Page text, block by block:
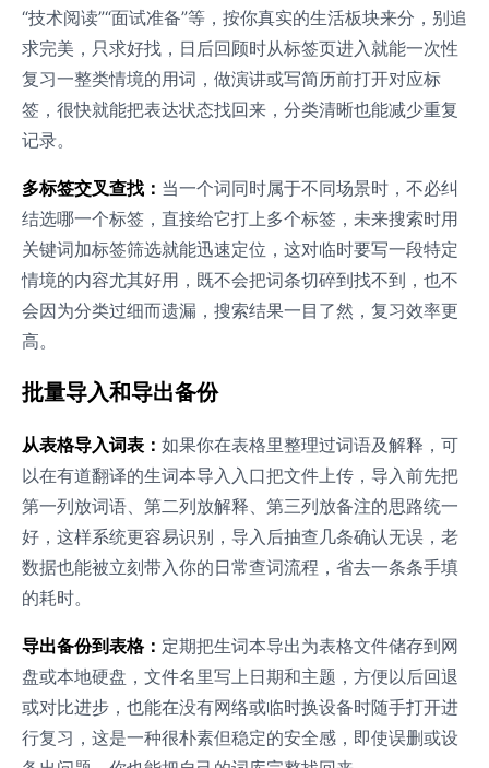
“技术阅读”“面试准备”等，按你真实的生活板块来分，别追
求完美，只求好找，日后回顾时从标签页进入就能一次性
复习一整类情境的用词，做演讲或写简历前打开对应标
签，很快就能把表达状态找回来，分类清晰也能减少重复
记录。
多标签交叉查找： 当一个词同时属于不同场景时，不必纠
结选哪一个标签，直接给它打上多个标签，未来搜索时用
关键词加标签筛选就能迅速定位，这对临时要写一段特定
情境的内容尤其好用，既不会把词条切碎到找不到，也不
会因为分类过细而遗漏，搜索结果一目了然，复习效率更
高。
批量导入和导出备份
从表格导入词表： 如果你在表格里整理过词语及解释，可
以在有道翻译的生词本导入入口把文件上传，导入前先把
第一列放词语、第二列放解释、第三列放备注的思路统一
好，这样系统更容易识别，导入后抽查几条确认无误，老
数据也能被立刻带入你的日常查词流程，省去一条条手填
的耗时。
导出备份到表格： 定期把生词本导出为表格文件储存到网
盘或本地硬盘，文件名里写上日期和主题，方便以后回退
或对比进步，也能在没有网络或临时换设备时随手打开进
行复习，这是一种很朴素但稳定的安全感，即使误删或设